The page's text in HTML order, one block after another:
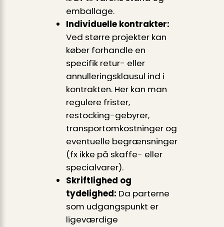
emballage.
Individuelle kontrakter:
Ved større projekter kan
køber forhandle en
specifik retur- eller
annulleringsklausul ind i
kontrakten. Her kan man
regulere frister,
restocking-gebyrer,
transportomkostninger og
eventuelle begrænsninger
(fx ikke på skaffe- eller
specialvarer).
Skriftlighed og
tydelighed: Da parterne
som udgangspunkt er
ligeværdige